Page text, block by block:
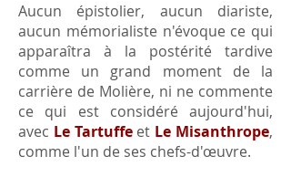
Aucun épistolier, aucun diariste,
aucun mémorialiste n'évoque ce qui
apparaîtra à la postérité tardive
comme un grand moment de la
carrière de Molière, ni ne commente
ce qui est considéré aujourd'hui,
avec Le Tartuffeet Le Misanthrope,
comme l'un de ses chefs-d'œuvre.